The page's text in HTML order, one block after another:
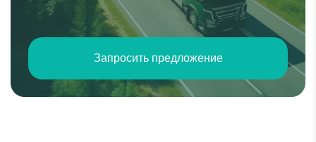
Запросить предложение